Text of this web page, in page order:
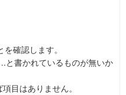
確認します。
書かれているものが無いか
目はありません。